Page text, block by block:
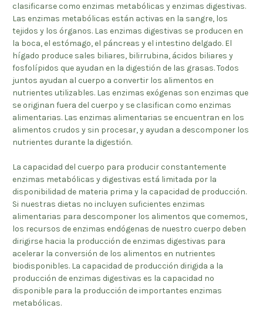
clasificarse como enzimas metabólicas y enzimas digestivas.
Las enzimas metabólicas están activas en la sangre, los
tejidos y los órganos. Las enzimas digestivas se producen en
la boca, el estómago, el páncreas y el intestino delgado. El
hígado produce sales biliares, bilirrubina, ácidos biliares y
fosfolípidos que ayudan en la digestión de las grasas. Todos
juntos ayudan al cuerpo a convertir los alimentos en
nutrientes utilizables. Las enzimas exógenas son enzimas que
se originan fuera del cuerpo y se clasifican como enzimas
alimentarias. Las enzimas alimentarias se encuentran en los
alimentos crudos y sin procesar, y ayudan a descomponer los
nutrientes durante la digestión.
La capacidad del cuerpo para producir constantemente
enzimas metabólicas y digestivas está limitada por la
disponibilidad de materia prima y la capacidad de producción.
Si nuestras dietas no incluyen suficientes enzimas
alimentarias para descomponer los alimentos que comemos,
los recursos de enzimas endógenas de nuestro cuerpo deben
dirigirse hacia la producción de enzimas digestivas para
acelerar la conversión de los alimentos en nutrientes
biodisponibles. La capacidad de producción dirigida a la
producción de enzimas digestivas es la capacidad no
disponible para la producción de importantes enzimas
metabólicas.